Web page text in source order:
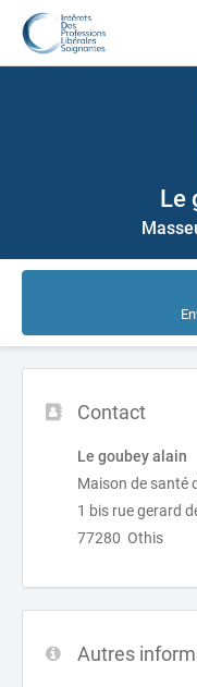
Le
Contact
Le goubey alain
Maison de santé
1 bis rue gerard
77280 Othis
Autres